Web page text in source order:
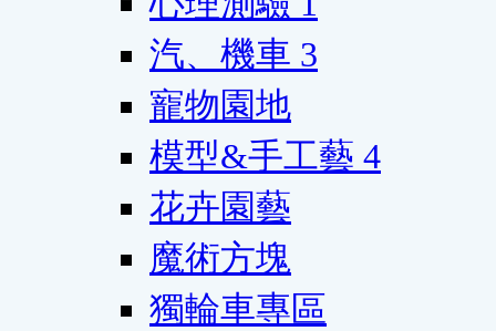
汽、機車 3
寵物園地
模型&手工藝 4
花卉園藝
魔術方塊
獨輪車專區